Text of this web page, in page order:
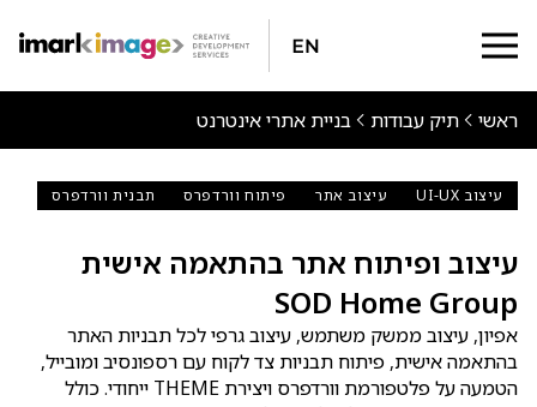
En
ראשי תיק עבודות בניית אתרי אינטרנט
עיצוב UI-UX עיצוב אתר פיתוח וורדפרס תבנית וורדפרס
עיצוב ופיתוח אתר בהתאמה אישית
SOD Home Group
אפיון, עיצוב ממשק משתמש, עיצוב גרפי לכל תבניות האתר
בהתאמה אישית, פיתוח תבניות צד לקוח עם רספונסיב ומובייל,
הטמעה על פלטפורמת וורדפרס ויצירת THEME ייחודי. כולל